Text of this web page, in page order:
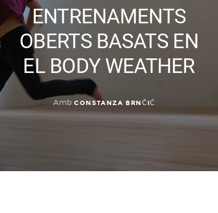
ENTRENAMENTS
OBERTS BASATS EN
EL BODY WEATHER
AmbCONSTANZA BRNČIĆ